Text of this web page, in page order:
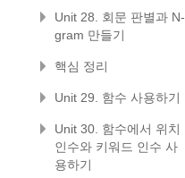
Unit 28. 회문 판별과 N-
gram 만들기
핵심 정리
Unit 29. 함수 사용하기
Unit 30. 함수에서 위치
인수와 키워드 인수 사
용하기